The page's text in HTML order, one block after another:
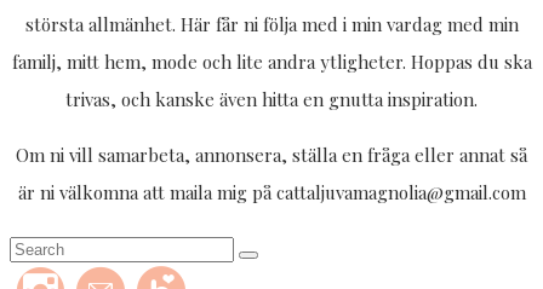
största allmänhet. Här får ni följa med i min vardag med min
familj, mitt hem, mode och lite andra ytligheter. Hoppas du ska
trivas, och kanske även hitta en gnutta inspiration.
Om ni vill samarbeta, annonsera, ställa en fråga eller annat så
är ni välkomna att maila mig på cattaljuvamagnolia@gmail.com